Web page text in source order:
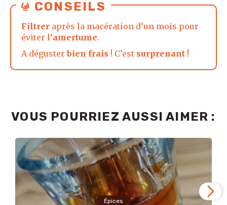
CONSEILS
Filtrer après la macération d’un mois pour
éviter l’amertume.
A dégusterbien frais ! C’est surprenant !
VOUS POURRIEZ AUSSI AIMER :
Épices